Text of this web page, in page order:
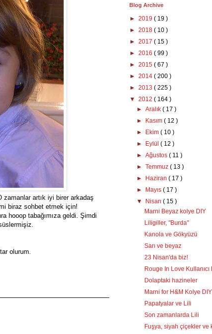
artık iyi birer arkadaş
biraz sohbet etmek için!
hooop tabağımıza geldi. Şimdi
olurum.
Blog Archive
► 2019 ( 19 )
► 2018 ( 10 )
► 2017 ( 15 )
► 2016 ( 99 )
► 2015 ( 67 )
► 2014 ( 200 )
► 2013 ( 225 )
▼ 2012 ( 164 )
►Aralık( 17 )
►
Kasım( 12 )
►
Ekim( 10 )
►
Eylül( 12 )
►Ağustos( 11 )
►Temmuz( 13 )
►
Haziran( 17 )
►
Mayıs( 17 )
▼
Nisan( 15 )
Marni Beyaz kolye DIY
Liligiller, "Burda"
Kanola ve Gökyüzü
Sarı ve beyaz
23 Nisan'da biz!
Rouge In Love
Dolaptaki hazineler
Marni for H&M Kolye DIY
Papatyalar ve Lili
Son zamanlarda Lili
Fuşya, siyah çiçekler ve